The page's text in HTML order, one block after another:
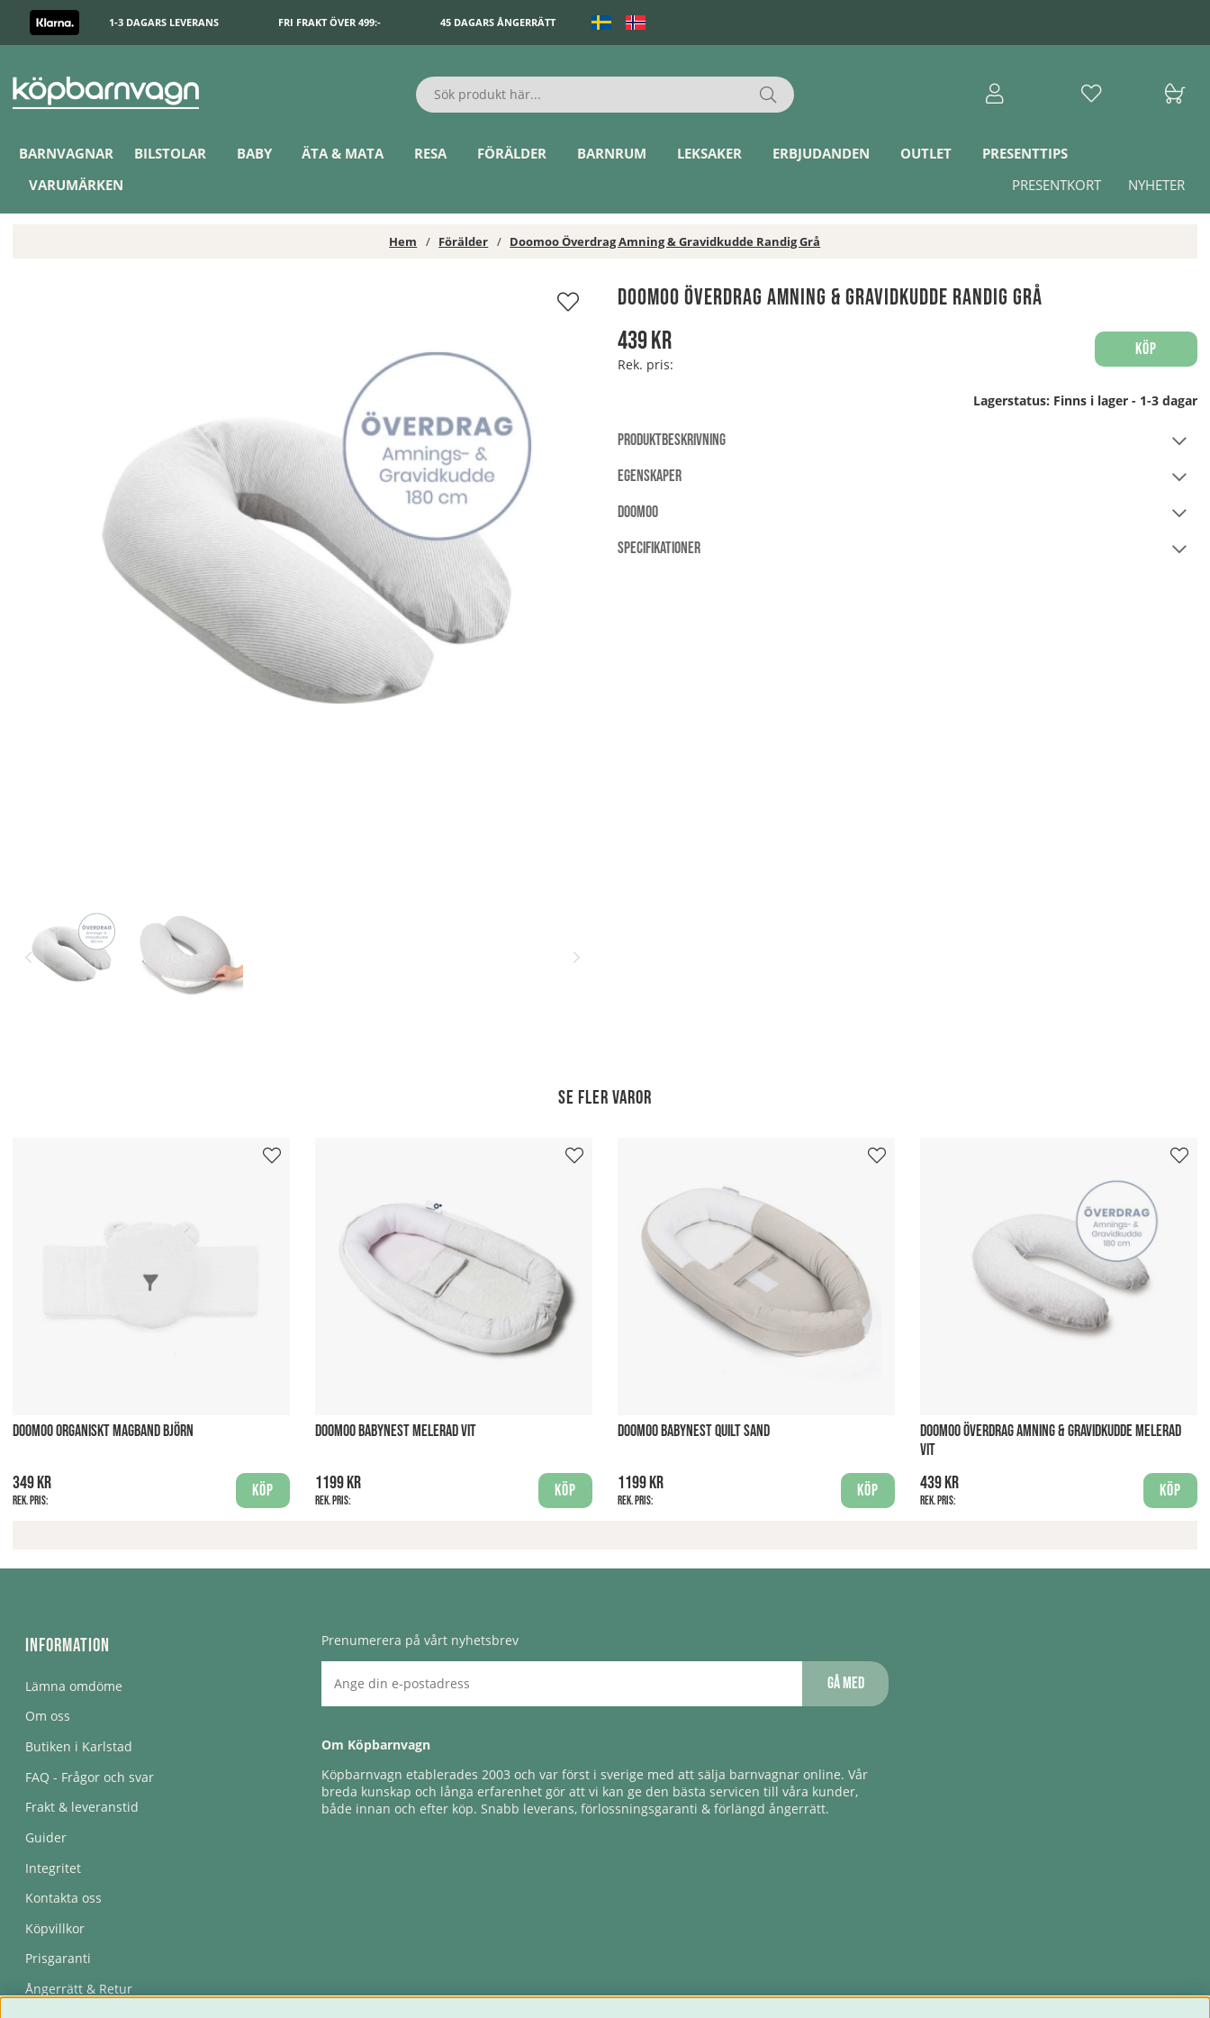
1-3 DAGARS LEVERANS FRI FRAKT ÖVER 499:- 45 DAGARS ÅNGERRÄTT
BARNVAGNAR BILSTOLAR BABY ÄTA & MATA RESA FÖRÄLDER BARNRUM LEKSAKER ERBJUDANDEN OUTLET
PRESENTTIPS
VARUMÄRKEN
NYHETER
PRESENTKORT
Hem Förälder Doomoo Överdrag Amning & Gravidkudde Randig Grå
Doomoo Överdrag Amning & Gravidkudde Randig Grå
439kr
Rek. pris:
Köp
Lagerstatus: Finns i lager - 1-3 dagar
PRODUKTBESKRIVNING
EGENSKAPER
DOOMOO
SPECIFIKATIONER
Se fler varor
DOOMOO ORGANISKT MAGBAND BJÖRN
349 kr
Rek. pris:
Köp
DOOMOO BABYNEST MELERAD VIT
1199 kr
Rek. pris:
Köp
DOOMOO BABYNEST QUILT SAND
1199 kr
Rek. pris:
Köp
DOOMOO ÖVERDRAG AMNING & GRAVIDKUDDE MELERAD
VIT
439 kr
Rek. pris:
Köp
Information
Lämna omdöme
Om oss
Butiken i Karlstad
FAQ - Frågor och svar
Frakt & leveranstid
Guider
Integritet
Kontakta oss
Köpvillkor
Prisgaranti
Ångerrätt & Retur
Prenumerera på vårt nyhetsbrev
Gå med
Om Köpbarnvagn
Köpbarnvagn etablerades 2003 och var först i sverige med att sälja barnvagnar online. Vår
breda kunskap och långa erfarenhet gör att vi kan ge den bästa servicen till våra kunder,
både innan och efter köp. Snabb leverans, förlossningsgaranti & förlängd ångerrätt.